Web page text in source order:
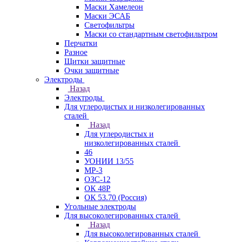
Маски Хамелеон
Маски ЭСАБ
Светофильтры
Маски со стандартным светофильтром
Перчатки
Разное
Щитки защитные
Очки защитные
Электроды
Назад
Электроды
Для углеродистых и низколегированных
сталей
Назад
Для углеродистых и
низколегированных сталей
46
УОНИИ 13/55
МР-3
ОЗС-12
ОК 48Р
ОК 53.70 (Россия)
Угольные электроды
Для высоколегированных сталей
Назад
Для высоколегированных сталей